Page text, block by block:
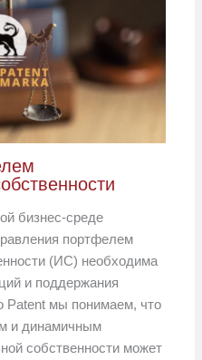
бизнес-среде
портфелем
(ИС) необходима
и поддержания
Patent мы понимаем, что
и динамичным
собственности может